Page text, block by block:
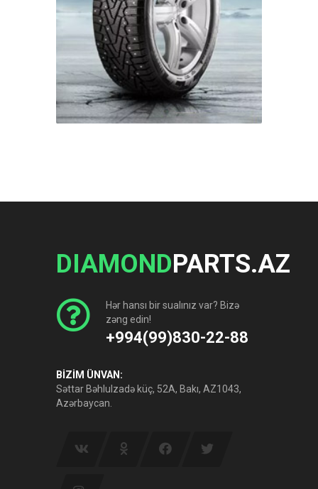
DIAMONDPARTS.AZ
Hər hansı bir sualınız var? Bizə
zəng edin!
+994(99)830-22-88
BİZİM ÜNVAN:
Səttar Bəhlulzadə küç, 52A, Bakı, AZ1043,
Azərbaycan.